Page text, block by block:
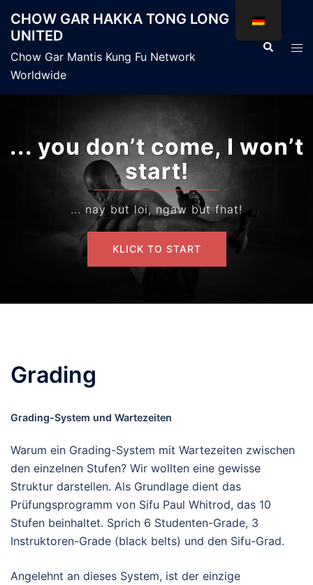
Inhalt
springen
CHOW GAR HAKKA TONG LONG
UNITED
Chow Gar Mantis Kung Fu Network
Worldwide
Suche
... you don’t come, I won’t
start!
... nay but loi, ngaw but fhat!
KLICK TO START
Grading
Grading-System und Wartezeiten
Warum ein Grading-System mit Wartezeiten zwischen
den einzelnen Stufen? Wir wollten eine gewisse
Struktur darstellen. Als Grundlage dient das
Prüfungsprogramm von Sifu Paul Whitrod, das 10
Stufen beinhaltet. Sprich 6 Studenten-Grade, 3
Instruktoren-Grade (black belts) und den Sifu-Grad.
Angelehnt an dieses System, ist der einzige